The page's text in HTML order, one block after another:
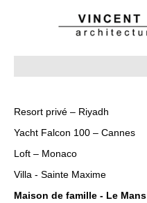
Resort privé – Riyadh
Yacht Falcon 100 – Cannes
Loft – Monaco
Villa - Sainte Maxime
Maison de famille - Le Mans